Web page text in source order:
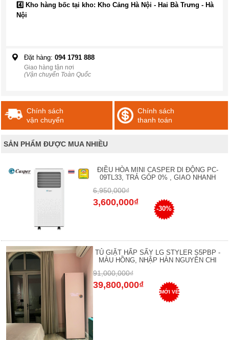
4️⃣ Kho hàng bốc tại kho: Kho Cảng Hà Nội - Hai Bà Trưng - Hà
Nội
Đặt hàng: 094 1791 888
Giao hàng tận nơi
(Vận chuyển Toàn Quốc
Chính sách
vận chuyển
Chính sách
thanh toán
SẢN PHẨM ĐƯỢC MUA NHIỀU
ĐIỀU HÒA MINI CASPER DI ĐỘNG PC-
09TL33, TRẢ GÓP 0% , GIAO NHANH
6,950,000₫
3,600,000₫
-30%
TỦ GIẶT HẤP SẤY LG STYLER S5PBP -
MÀU HỒNG, NHẬP HÀN NGUYÊN CHI
91,000,000₫
39,800,000₫
MỚI VỀ